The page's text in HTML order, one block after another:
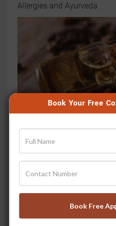
Book Your Free
Book Free
Allergies and Ayurveda